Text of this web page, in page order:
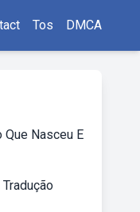
Tos DMCA
Que Nasceu E